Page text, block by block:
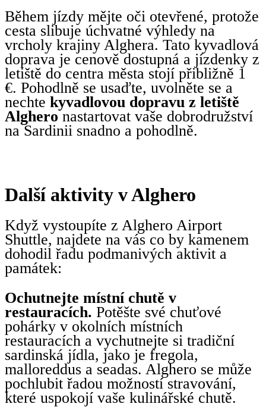
Během jízdy mějte oči otevřené, protože
cesta slibuje úchvatné výhledy na
vrcholy krajiny Alghera. Tato kyvadlová
doprava je cenově dostupná a jízdenky z
letiště do centra města stojí přibližně 1
€. Pohodlně se usaďte, uvolněte se a
nechte kyvadlovou dopravu z letiště
Algheronastartovat vaše dobrodružství
na Sardinii snadno a pohodlně.
Další aktivity v Alghero
Když vystoupíte z Alghero Airport
Shuttle, najdete na vás co by kamenem
dohodil řadu podmanivých aktivit a
památek:
Ochutnejte místní chutě v
restauracích. Potěšte své chuťové
pohárky v okolních místních
restauracích a vychutnejte si tradiční
sardinská jídla, jako je fregola,
malloreddus a seadas. Alghero se může
pochlubit řadou možností stravování,
které uspokojí vaše kulinářské chutě.